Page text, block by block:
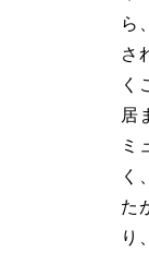
ら
さ
く
居
ミ
く
た
り